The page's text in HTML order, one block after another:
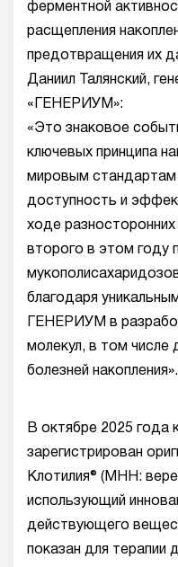
ферментной
расщепления
предотвращения их
Даниил Талянский,
«ГЕНЕРИУМ»:
«Это знаковое
ключевых принципа
мировым стандартам
доступность и
ходе
второго в этом году
благодаря
ГЕНЕРИУМ в
молекул, в том числе
болезней накопления».
В октябре 2025
зарегистрирован
Клотилия® (МНН:
использующий
действующего
показан для терапии